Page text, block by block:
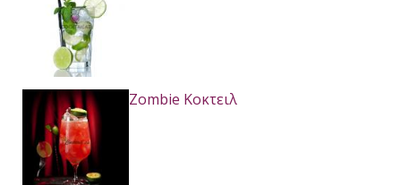
Zombie Κοκτειλ